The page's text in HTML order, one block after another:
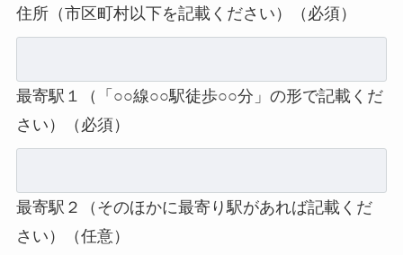
住所（市区町村以下を記載ください）（必須）
最寄駅１（「○○線○○駅徒歩○○分」の形で記載くだ
さい）（必須）
最寄駅２（そのほかに最寄り駅があれば記載くだ
さい）（任意）